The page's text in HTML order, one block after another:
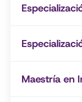
Maestría en